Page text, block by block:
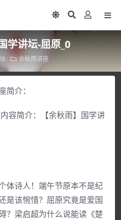
学讲坛-屈原_0
余秋雨讲座
介：
容简介：【余秋雨】国学讲
体诗人！端午节原本不是纪
是该惋惜？屈原究竟是爱国
？梁启超为什么说能读《楚